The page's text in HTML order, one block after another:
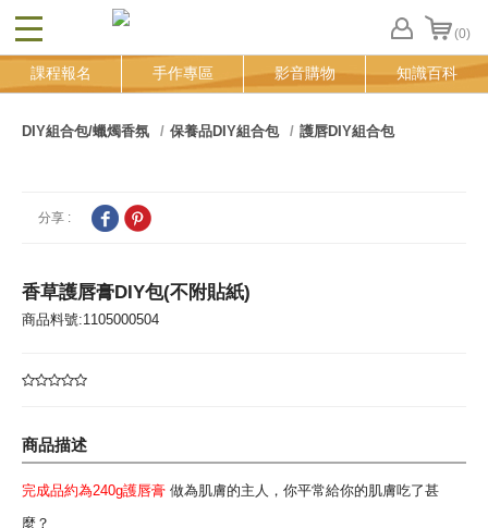
CLOSE (0)
FB
登
課程報名 手作專區 影音購物 知識百科
DIY組合包/蠟燭香氛 保養品DIY組合包 護唇DIY組合包
分享 :
香草護唇膏DIY包(不附貼紙)
商品料號:1105000504
商品描述
完成品約為240g護唇膏 做為肌膚的主人，你平常給你的肌膚吃了甚
麼？